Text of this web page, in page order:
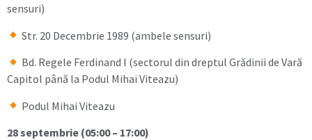
sensuri)
Str. 20 Decembrie 1989 (ambele sensuri)
Bd. Regele Ferdinand I (sectorul din dreptul Grădinii de Vară
Capitol până la Podul Mihai Viteazu)
Podul Mihai Viteazu
28 septembrie (05:00 – 17:00)